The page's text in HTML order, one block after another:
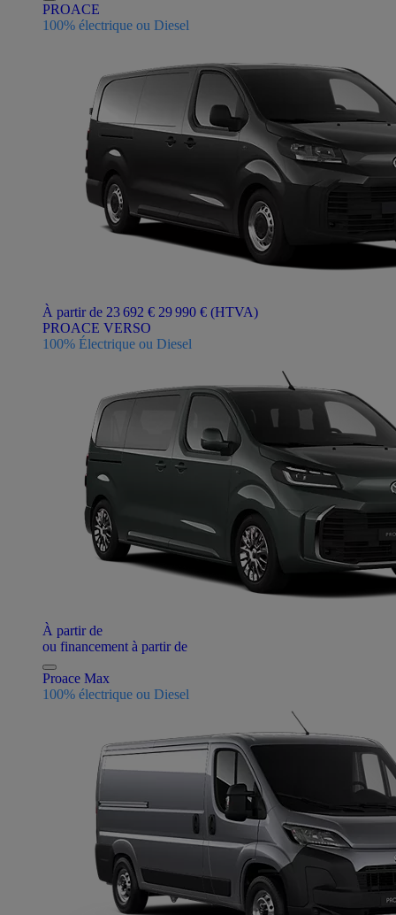
PROACE
100% électrique ou Diesel
À partir de 23 692 € 29 990 € (HTVA)
PROACE VERSO
100% Électrique ou Diesel
À partir de
ou financement à partir de
Proace Max
100% électrique ou Diesel